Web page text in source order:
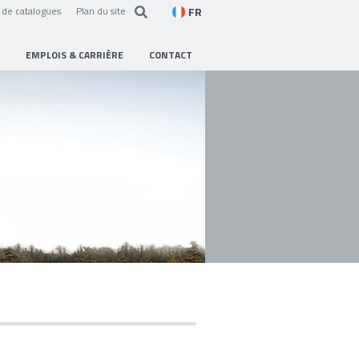
catalogues Plan du site FR
EMPLOIS & CARRIÈRE CONTACT